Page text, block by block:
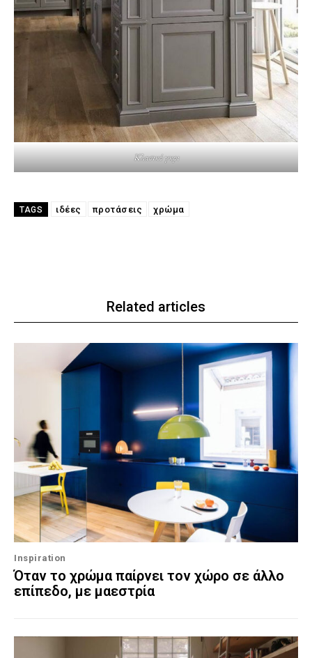
Κλασικό γκρι
TAGS ιδέες προτάσεις χρώμα
Related articles
Inspiration
Όταν το χρώμα παίρνει τον χώρο σε άλλο
επίπεδο, με μαεστρία